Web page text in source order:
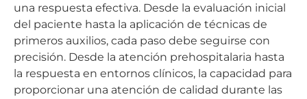
una respuesta efectiva. Desde la evaluación inicial
del paciente hasta la aplicación de técnicas de
primeros auxilios, cada paso debe seguirse con
precisión. Desde la atención prehospitalaria hasta
la respuesta en entornos clínicos, la capacidad para
proporcionar una atención de calidad durante las